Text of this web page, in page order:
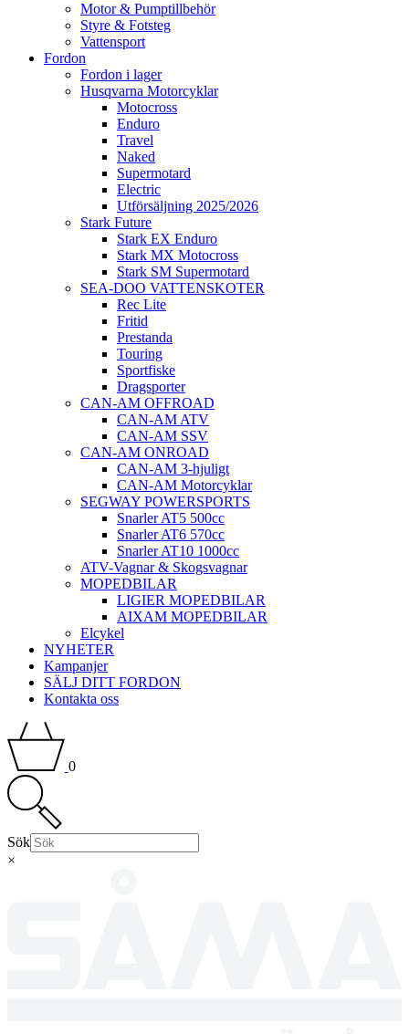
Motor & Pumptillbehör
Styre & Fotsteg
Vattensport
Fordon
Fordon i lager
Husqvarna Motorcyklar
Motocross
Enduro
Travel
Naked
Supermotard
Electric
Utförsäljning 2025/2026
Stark Future
Stark EX Enduro
Stark MX Motocross
Stark SM Supermotard
SEA-DOO VATTENSKOTER
Rec Lite
Fritid
Prestanda
Touring
Sportfiske
Dragsporter
CAN-AM OFFROAD
CAN-AM ATV
CAN-AM SSV
CAN-AM ONROAD
CAN-AM 3-hjuligt
CAN-AM Motorcyklar
SEGWAY POWERSPORTS
Snarler AT5 500cc
Snarler AT6 570cc
Snarler AT10 1000cc
ATV-Vagnar & Skogsvagnar
MOPEDBILAR
LIGIER MOPEDBILAR
AIXAM MOPEDBILAR
Elcykel
NYHETER
Kampanjer
SÄLJ DITT FORDON
Kontakta oss
0
Sök
×